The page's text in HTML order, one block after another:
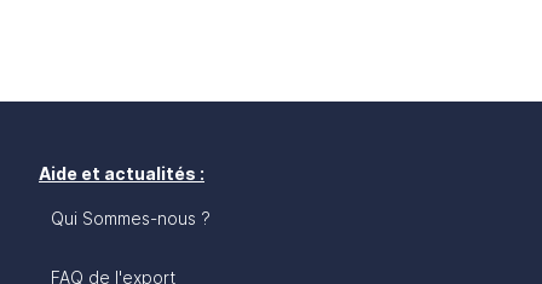
Aide et actualités :
Qui Sommes-nous ?
FAQ de l'export